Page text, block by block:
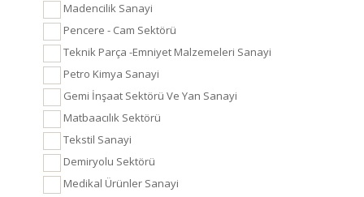
Madencilik Sanayi
Pencere - Cam Sektörü
Teknik Parça -Emniyet Malzemeleri Sanayi
Petro Kimya Sanayi
Gemi İnşaat Sektörü Ve Yan Sanayi
Matbaacılık Sektörü
Tekstil Sanayi
Demiryolu Sektörü
Medikal Ürünler Sanayi